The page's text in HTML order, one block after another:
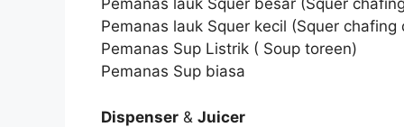
Pemanas lauk Squer besar (Squer
Pemanas lauk Squer kecil (Squer chafing
Pemanas Sup Listrik ( Soup toreen)
Pemanas Sup biasa
Dispenser & Juicer